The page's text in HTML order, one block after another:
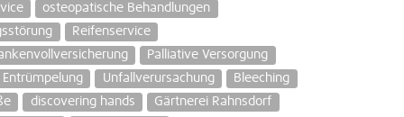
osteopatische Behandlungen
Reifenservice
Palliative Versorgung
Unfallverursachung
Bleeching
discovering hands
Gärtnerei Rahnsdorf